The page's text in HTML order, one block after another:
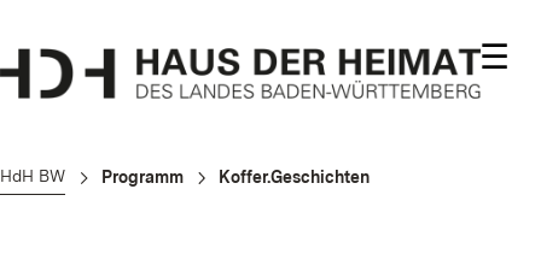
☰
HdH BW Programm Koffer.Geschichten